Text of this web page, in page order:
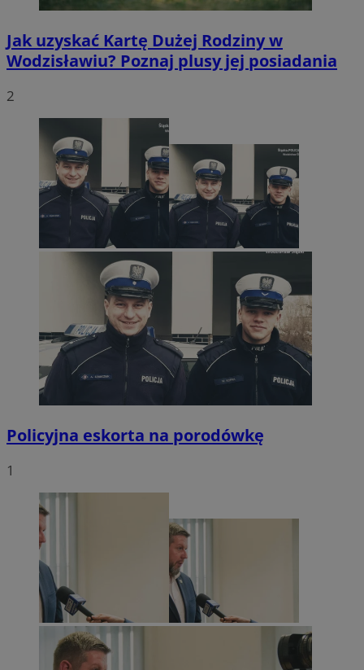
Jak uzyskać Kartę Dużej Rodziny w
Wodzisławiu? Poznaj plusy jej posiadania
2
Policyjna eskorta na porodówkę
1